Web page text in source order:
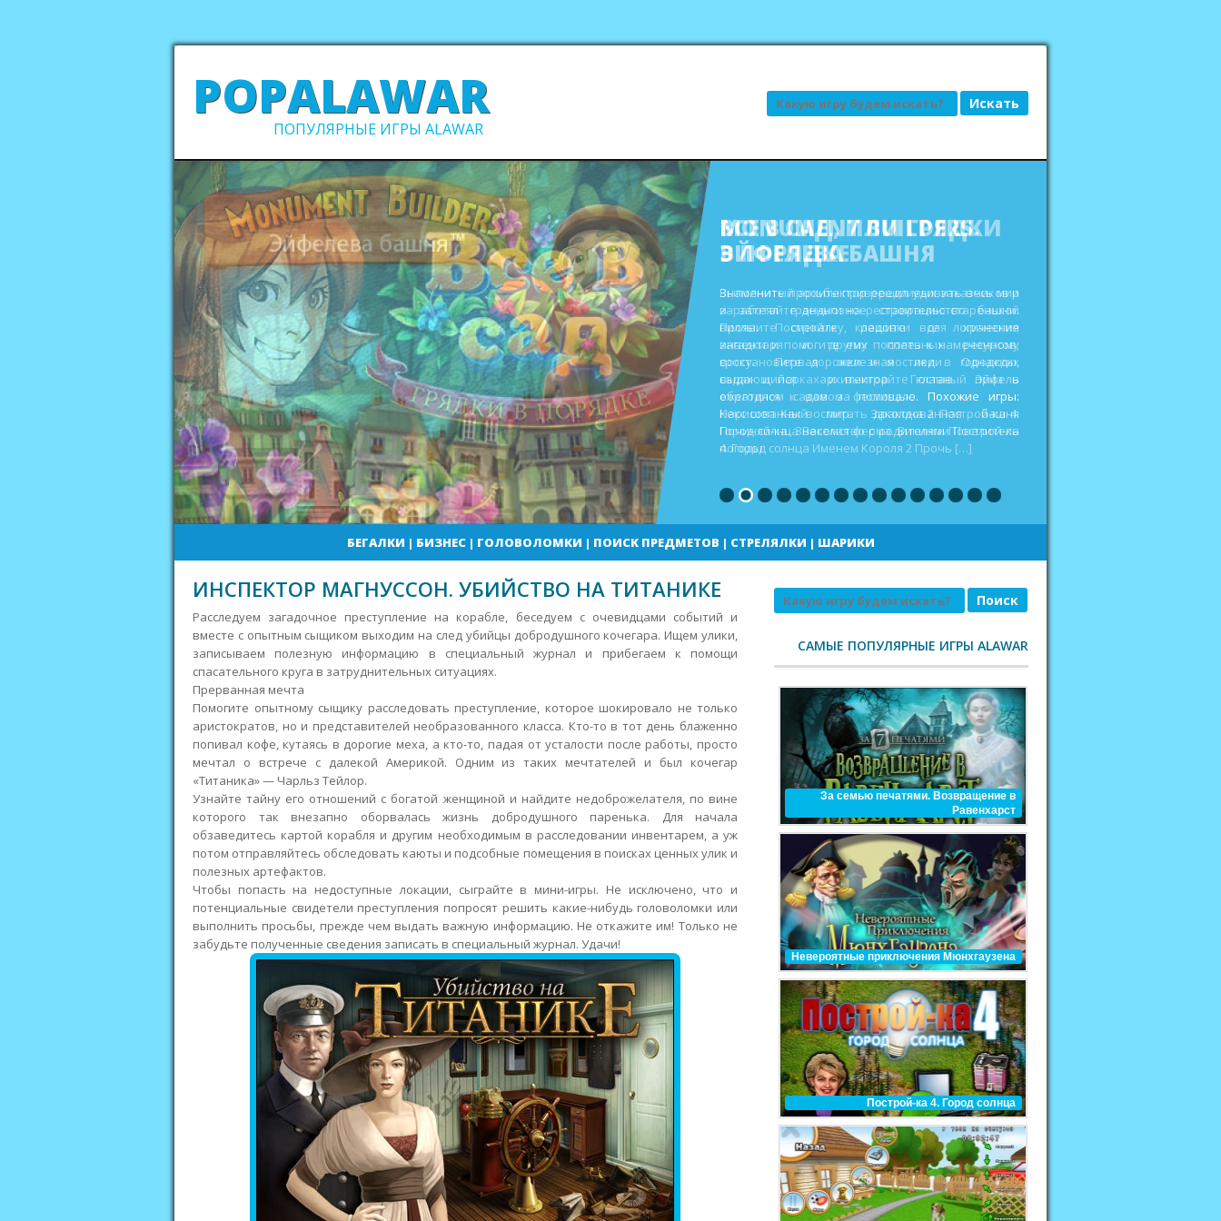
POPALAWAR
ПОПУЛЯРНЫЕ ИГРЫ ALAWAR
Поиск
ВСЕ В САД, ИЛИ ГРЯДКИ
В ПОРЯДКЕ
Выполните просьбы привередливых заказчиков и
заработайте деньги на реставрацию старенькой
виллы. Постройте кладовки для хранения
инвентаря и других полезных ресурсов,
восстановите дорожки и мостики в городских
садах и парках и выиграйте главный приз в
ежегодном садовом фестивале. Похожие игры:
Кекс шоп Как воспитать дракона 2 Построй-ка 4.
Город солнца Веселая ферма. Викинги Повелитель
погоды
БЕГАЛКИ | БИЗНЕС| ГОЛОВОЛОМКИ | ПОИСК ПРЕДМЕТОВ | СТРЕЛЯЛКИ | ШАРИКИ
ИНСПЕКТОР МАГНУССОН. УБИЙСТВО НА ТИТАНИКЕ
Расследуем загадочное преступление на корабле, беседуем с очевидцами событий и
вместе с опытным сыщиком выходим на след убийцы добродушного кочегара. Ищем улики,
записываем полезную информацию в специальный журнал и прибегаем к помощи
спасательного круга в затруднительных ситуациях.
Прерванная мечта
Помогите опытному сыщику расследовать преступление, которое шокировало не только
аристократов, но и представителей необразованного класса. Кто-то в тот день блаженно
попивал кофе, кутаясь в дорогие меха, а кто-то, падая от усталости после работы, просто
мечтал о встрече с далекой Америкой. Одним из таких мечтателей и был кочегар
«Титаника» — Чарльз Тейлор.
Узнайте тайну его отношений с богатой женщиной и найдите недоброжелателя, по вине
которого так внезапно оборвалась жизнь добродушного паренька. Для начала
обзаведитесь картой корабля и другим необходимым в расследовании инвентарем, а уж
потом отправляйтесь обследовать каюты и подсобные помещения в поисках ценных улик и
полезных артефактов.
Чтобы попасть на недоступные локации, сыграйте в мини-игры. Не исключено, что и
потенциальные свидетели преступления попросят решить какие-нибудь головоломки или
выполнить просьбы, прежде чем выдать важную информацию. Не откажите им! Только не
забудьте полученные сведения записать в специальный журнал. Удачи!
Поиск
САМЫЕ ПОПУЛЯРНЫЕ ИГРЫ ALAWAR
За семью печатями. Возвращение в
Равенхарст
Невероятные приключения Мюнхгаузена
Построй-ка 4. Город солнца